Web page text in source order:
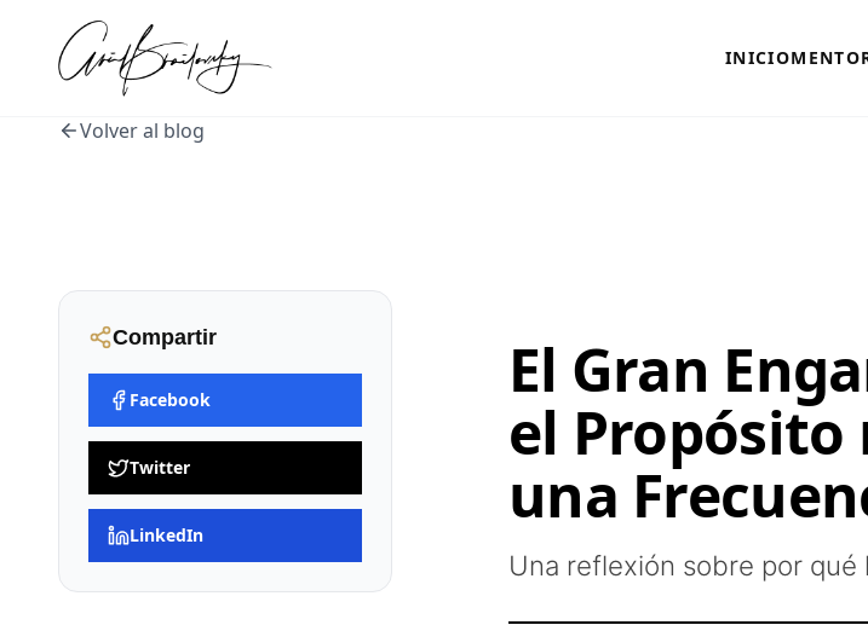
INICIO
Volver al blog
Compartir
Facebook
Twitter
LinkedIn
El Gran
el Propósito
una
Una reflexión sobre por qué